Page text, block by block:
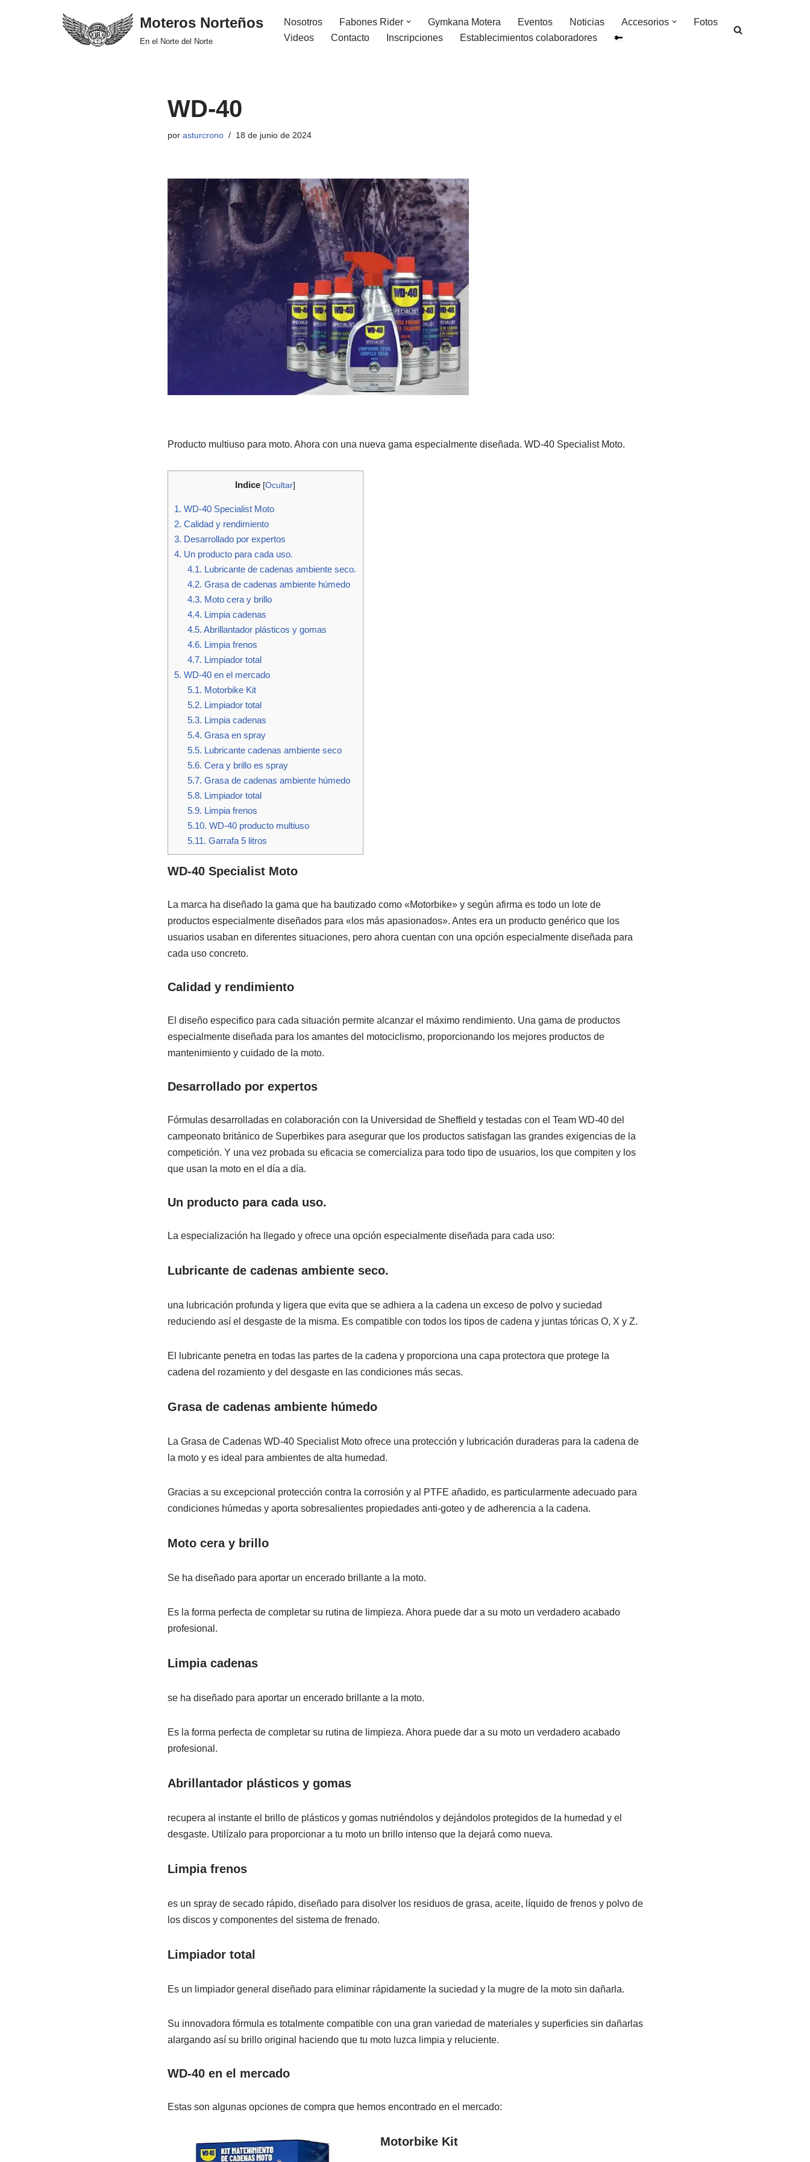
Moteros Norteños
En el Norte del Norte
Nosotros Fabones Rider Gymkana Motera Eventos Noticias Accesorios
Fotos
Videos
Contacto Inscripciones Establecimientos colaboradores
WD-40
por asturcrono 18 de junio de 2024
Producto multiuso para moto. Ahora con una nueva gama especialmente diseñada. WD-40 Specialist Moto.
Indice [Ocultar]
1. WD-40 Specialist Moto
2. Calidad y rendimiento
3. Desarrollado por expertos
4. Un producto para cada uso.
4.1. Lubricante de cadenas ambiente seco.
4.2. Grasa de cadenas ambiente húmedo
4.3. Moto cera y brillo
4.4. Limpia cadenas
4.5. Abrillantador plásticos y gomas
4.6. Limpia frenos
4.7. Limpiador total
5. WD-40 en el mercado
5.1. Motorbike Kit
5.2. Limpiador total
5.3. Limpia cadenas
5.4. Grasa en spray
5.5. Lubricante cadenas ambiente seco
5.6. Cera y brillo es spray
5.7. Grasa de cadenas ambiente húmedo
5.8. Limpiador total
5.9. Limpia frenos
5.10. WD-40 producto multiuso
5.11. Garrafa 5 litros
WD-40 Specialist Moto
La marca ha diseñado la gama que ha bautizado como «Motorbike» y según afirma es todo un lote de
productos especialmente diseñados para «los más apasionados». Antes era un producto genérico que los
usuarios usaban en diferentes situaciones, pero ahora cuentan con una opción especialmente diseñada para
cada uso concreto.
Calidad y rendimiento
El diseño especifico para cada situación permite alcanzar el máximo rendimiento. Una gama de productos
especialmente diseñada para los amantes del motociclismo, proporcionando los mejores productos de
mantenimiento y cuidado de la moto.
Desarrollado por expertos
Fórmulas desarrolladas en colaboración con la Universidad de Sheffield y testadas con el Team WD‑40 del
campeonato británico de Superbikes para asegurar que los productos satisfagan las grandes exigencias de la
competición. Y una vez probada su eficacia se comercializa para todo tipo de usuarios, los que compiten y los
que usan la moto en el día a día.
Un producto para cada uso.
La especialización ha llegado y ofrece una opción especialmente diseñada para cada uso:
Lubricante de cadenas ambiente seco.
una lubricación profunda y ligera que evita que se adhiera a la cadena un exceso de polvo y suciedad
reduciendo así el desgaste de la misma. Es compatible con todos los tipos de cadena y juntas tóricas O, X y Z.
El lubricante penetra en todas las partes de la cadena y proporciona una capa protectora que protege la
cadena del rozamiento y del desgaste en las condiciones más secas.
Grasa de cadenas ambiente húmedo
La Grasa de Cadenas WD-40 Specialist Moto ofrece una protección y lubricación duraderas para la cadena de
la moto y es ideal para ambientes de alta humedad.
Gracias a su excepcional protección contra la corrosión y al PTFE añadido, es particularmente adecuado para
condiciones húmedas y aporta sobresalientes propiedades anti-goteo y de adherencia a la cadena.
Moto cera y brillo
Se ha diseñado para aportar un encerado brillante a la moto.
Es la forma perfecta de completar su rutina de limpieza. Ahora puede dar a su moto un verdadero acabado
profesional.
Limpia cadenas
se ha diseñado para aportar un encerado brillante a la moto.
Es la forma perfecta de completar su rutina de limpieza. Ahora puede dar a su moto un verdadero acabado
profesional.
Abrillantador plásticos y gomas
recupera al instante el brillo de plásticos y gomas nutriéndolos y dejándolos protegidos de la humedad y el
desgaste. Utilízalo para proporcionar a tu moto un brillo intenso que la dejará como nueva.
Limpia frenos
es un spray de secado rápido, diseñado para disolver los residuos de grasa, aceite, líquido de frenos y polvo de
los discos y componentes del sistema de frenado.
Limpiador total
Es un limpiador general diseñado para eliminar rápidamente la suciedad y la mugre de la moto sin dañarla.
Su innovadora fórmula es totalmente compatible con una gran variedad de materiales y superficies sin dañarlas
alargando así su brillo original haciendo que tu moto luzca limpia y reluciente.
WD-40 en el mercado
Estas son algunas opciones de compra que hemos encontrado en el mercado:
Motorbike Kit